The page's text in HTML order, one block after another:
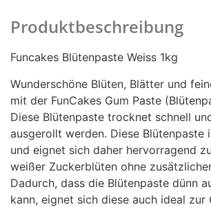
Produktbeschreibung
Funcakes Blütenpaste Weiss 1kg
Wunderschöne Blüten, Blätter und
mit der FunCakes Gum Paste
Diese Blütenpaste trocknet schnell
ausgerollt werden. Diese Blütenpaste
und eignet sich daher hervorragend
weißer Zuckerblüten ohne
Dadurch, dass die Blütenpaste dünn
kann, eignet sich diese auch ideal zur